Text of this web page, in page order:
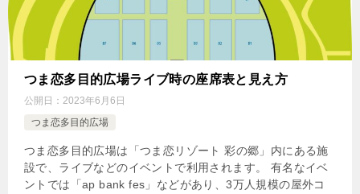
つま恋多目的広場ライブ時の座席表と見え方
公開日： 2023年6月6日
つま恋多目的広場
つま恋多目的広場は「つま恋リゾート 彩の郷」内にある施
設で、ライブなどのイベントで利用されます。 有名なイベ
ントでは「ap bank fes」などがあり、3万人規模の屋外コ